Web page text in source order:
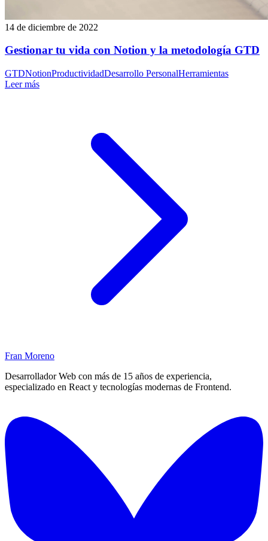
14 de diciembre de 2022
Gestionar tu vida con Notion y la metodología GTD
GTDNotionProductividadDesarrollo PersonalHerramientas
Leer más
Fran Moreno
Desarrollador Web con más de 15 años de experiencia,
especializado en React y tecnologías modernas de Frontend.